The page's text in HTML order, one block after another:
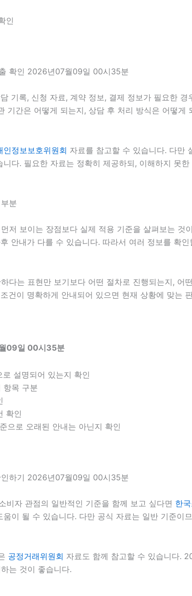
인
확인 2026년07월09일 00시35분
기록, 신청 자료, 계약 정보, 결제 정보가 필요한
기간은 어떻게 되는지, 상담 후 처리 방식은 어떻
인정보보호위원회 자료를 참고할 수 있습니다. 다만
다. 필요한 자료는 정확히 제공하되, 이해하지 못
분
저 보이는 장점보다 실제 적용 기준을 살펴보는
안내가 다를 수 있습니다. 따라서 여러 정보를 확
다는 표현만 보기보다 어떤 절차로 진행되는지,
건이 명확하게 안내되어 있으면 현재 상황에 맞는
09일 00시35분
설명되어 있는지 확인
항목 구분
확인
으로 오래된 안내는 아닌지 확인
하기 2026년07월09일 00시35분
비자 관점의 일반적인 기준을 함께 보고 싶다면 한
이 될 수 있습니다. 다만 공식 자료는 일반 기준
공정거래위원회 자료도 함께 참고할 수 있습니다.
는 것이 좋습니다.